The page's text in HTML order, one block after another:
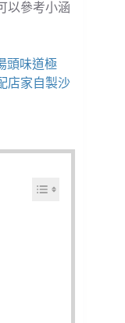
以參考小涵
頭味道極
店家自製沙